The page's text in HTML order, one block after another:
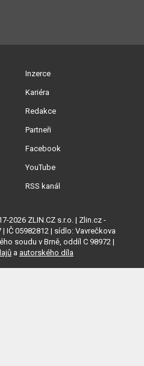
Inzerce
Kariéra
Redakce
Partneři
Facebook
YouTube
RSS kanál
2026 ZLIN.CZ s.r.o. | Zlin.cz -
IČ 05982812 | sídlo: Vavrečkova
soudu v Brně, oddíl C 98972 |
a autorského díla